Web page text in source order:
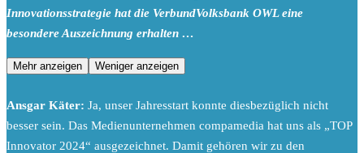
Innovationsstrategie hat die VerbundVolksbank OWL eine
besondere Auszeichnung erhalten …
Mehr anzeigen Weniger anzeigen
Ansgar Käter: Ja, unser Jahresstart konnte diesbezüglich nicht
besser sein. Das Medienunternehmen compamedia hat uns als „TOP
Innovator 2024“ ausgezeichnet. Damit gehören wir zu den